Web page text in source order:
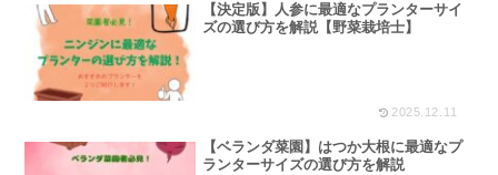
【決定版】人参に最適なプランターサイ
ズの選び方を解説【野菜栽培士】
2025.12.11
【ベランダ菜園】はつか大根に最適なプ
ランターサイズの選び方を解説